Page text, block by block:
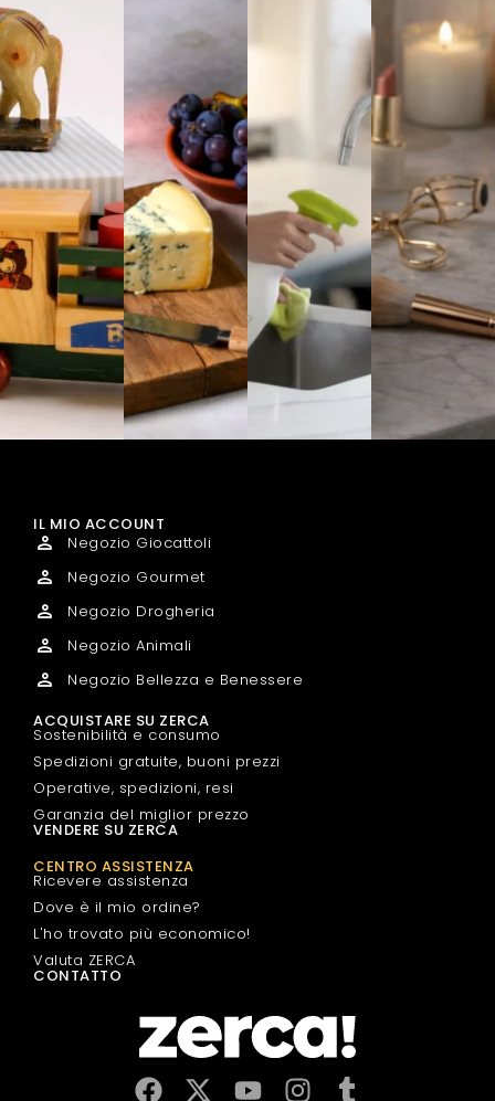
IL MIO ACCOUNT
Negozio Giocattoli
Negozio Gourmet
Negozio Drogheria
Negozio Animali
Negozio Bellezza e Benessere
ACQUISTARE SU ZERCA
Sostenibilità e consumo
Spedizioni gratuite, buoni prezzi
Operative, spedizioni, resi
Garanzia del miglior prezzo
VENDERE SU ZERCA
CENTRO ASSISTENZA
Ricevere assistenza
Dove è il mio ordine?
L'ho trovato più economico!
Valuta ZERCA
CONTATTO